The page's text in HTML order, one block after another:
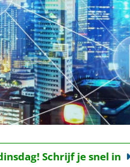
Schrijf je snel in